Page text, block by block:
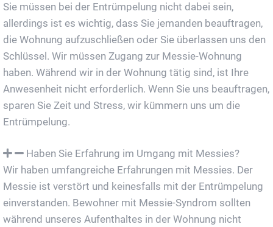
Sie müssen bei der Entrümpelung nicht dabei sein,
allerdings ist es wichtig, dass Sie jemanden beauftragen,
die Wohnung aufzuschließen oder Sie überlassen uns den
Schlüssel. Wir müssen Zugang zur Messie-Wohnung
haben. Während wir in der Wohnung tätig sind, ist Ihre
Anwesenheit nicht erforderlich. Wenn Sie uns beauftragen,
sparen Sie Zeit und Stress, wir kümmern uns um die
Entrümpelung.
Haben Sie Erfahrung im Umgang mit Messies?
Wir haben umfangreiche Erfahrungen mit Messies. Der
Messie ist verstört und keinesfalls mit der Entrümpelung
einverstanden. Bewohner mit Messie-Syndrom sollten
während unseres Aufenthaltes in der Wohnung nicht